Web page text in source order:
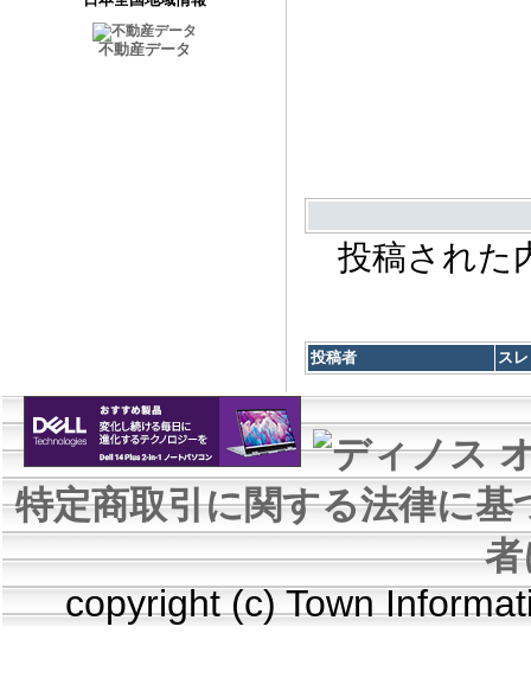
不動産データ
投稿された
投稿者 ス
特定商取引に関する法律に基
copyright (c) Town